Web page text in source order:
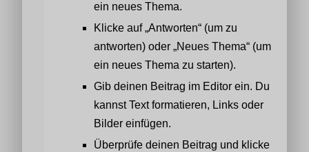
ein neues Thema.
Klicke auf „Antworten“ (um zu
antworten) oder „Neues Thema“ (um
ein neues Thema zu starten).
Gib deinen Beitrag im Editor ein. Du
kannst Text formatieren, Links oder
Bilder einfügen.
Überprüfe deinen Beitrag und klicke